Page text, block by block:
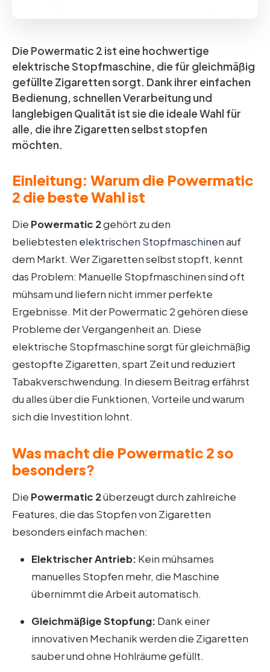
Die Powermatic 2 ist eine hochwertige
elektrische Stopfmaschine, die für gleichmäßig
gefüllte Zigaretten sorgt. Dank ihrer einfachen
Bedienung, schnellen Verarbeitung und
langlebigen Qualität ist sie die ideale Wahl für
alle, die ihre Zigaretten selbst stopfen
möchten.
Einleitung: Warum die Powermatic
2 die beste Wahl ist
Die Powermatic 2gehört zu den
beliebtesten elektrischen Stopfmaschinenauf
dem Markt. Wer Zigaretten selbst stopft, kennt
das Problem: Manuelle Stopfmaschinen sind oft
mühsam und liefern nicht immer perfekte
Ergebnisse. Mit der Powermatic 2 gehören diese
Probleme der Vergangenheit an. Diese
elektrische Stopfmaschine sorgt für gleichmäßig
gestopfte Zigaretten, spart Zeit und reduziert
Tabakverschwendung. In diesem Beitrag erfährst
du alles über die Funktionen, Vorteile und warum
sich die Investition lohnt.
Was macht die Powermatic 2 so
besonders?
Die Powermatic 2überzeugt durch zahlreiche
Features, die das Stopfen von Zigaretten
besonders einfach machen:
Elektrischer Antrieb: Kein mühsames
manuelles Stopfen mehr, die Maschine
übernimmt die Arbeit automatisch.
Gleichmäßige Stopfung: Dank einer
innovativen Mechanik werden die Zigaretten
sauber und ohne Hohlräume gefüllt.